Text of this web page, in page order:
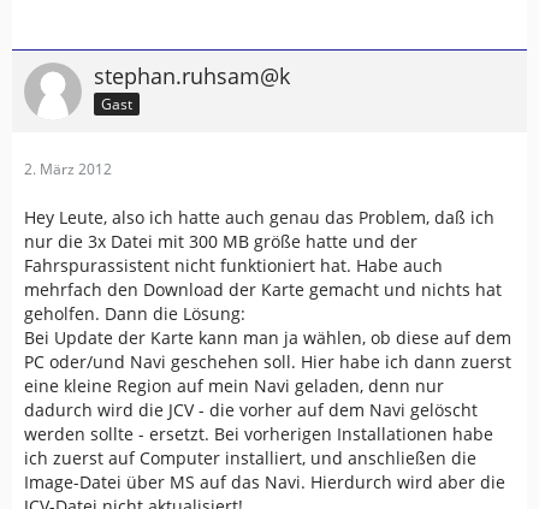
stephan.ruhsam@k
Gast
2. März 2012
Hey Leute, also ich hatte auch genau das Problem, daß ich
nur die 3x Datei mit 300 MB größe hatte und der
Fahrspurassistent nicht funktioniert hat. Habe auch
mehrfach den Download der Karte gemacht und nichts hat
geholfen. Dann die Lösung:
Bei Update der Karte kann man ja wählen, ob diese auf dem
PC oder/und Navi geschehen soll. Hier habe ich dann zuerst
eine kleine Region auf mein Navi geladen, denn nur
dadurch wird die JCV - die vorher auf dem Navi gelöscht
werden sollte - ersetzt. Bei vorherigen Installationen habe
ich zuerst auf Computer installiert, und anschließen die
Image-Datei über MS auf das Navi. Hierdurch wird aber die